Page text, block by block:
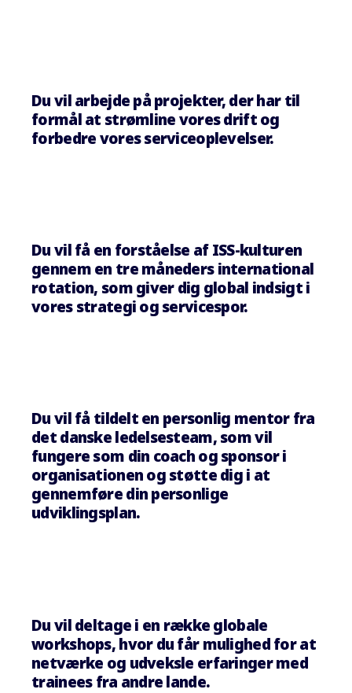
Du vil arbejde på projekter, der har til
formål at strømline vores drift og
forbedre vores serviceoplevelser.
Du vil få en forståelse af ISS-kulturen
gennem en tre måneders international
rotation, som giver dig global indsigt i
vores strategi og servicespor.
Du vil få tildelt en personlig mentor fra
det danske ledelsesteam, som vil
fungere som din coach og sponsor i
organisationen og støtte dig i at
gennemføre din personlige
udviklingsplan.
Du vil deltage i en række globale
workshops, hvor du får mulighed for at
netværke og udveksle erfaringer med
trainees fra andre lande.